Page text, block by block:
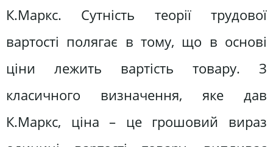
К.Маркс. Сутність теорії трудової
вартості полягає в тому, що в основі
ціни лежить вартість товару. З
класичного визначення, яке дав
К.Маркс, ціна – це грошовий вираз